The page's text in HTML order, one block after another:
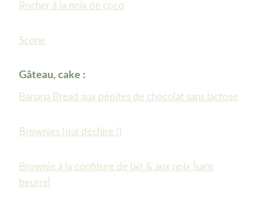
Rocher à la noix de coco
Scone
Gâteau, cake :
Banana Bread aux pépites de chocolat sans lactose
Brownies (qui déchire !)
Brownie à la confiture de lait & aux noix [sans
beurre]